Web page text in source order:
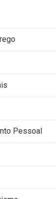
Pessoal